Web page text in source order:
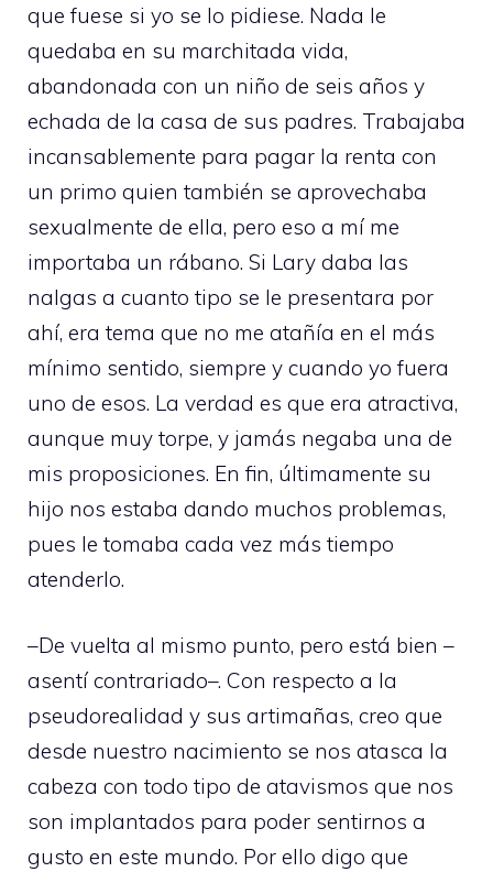
que fuese si yo se lo pidiese. Nada le
quedaba en su marchitada vida,
abandonada con un niño de seis años y
echada de la casa de sus padres. Trabajaba
incansablemente para pagar la renta con
un primo quien también se aprovechaba
sexualmente de ella, pero eso a mí me
importaba un rábano. Si Lary daba las
nalgas a cuanto tipo se le presentara por
ahí, era tema que no me atañía en el más
mínimo sentido, siempre y cuando yo fuera
uno de esos. La verdad es que era atractiva,
aunque muy torpe, y jamás negaba una de
mis proposiciones. En fin, últimamente su
hijo nos estaba dando muchos problemas,
pues le tomaba cada vez más tiempo
atenderlo.
–De vuelta al mismo punto, pero está bien –
asentí contrariado–. Con respecto a la
pseudorealidad y sus artimañas, creo que
desde nuestro nacimiento se nos atasca la
cabeza con todo tipo de atavismos que nos
son implantados para poder sentirnos a
gusto en este mundo. Por ello digo que